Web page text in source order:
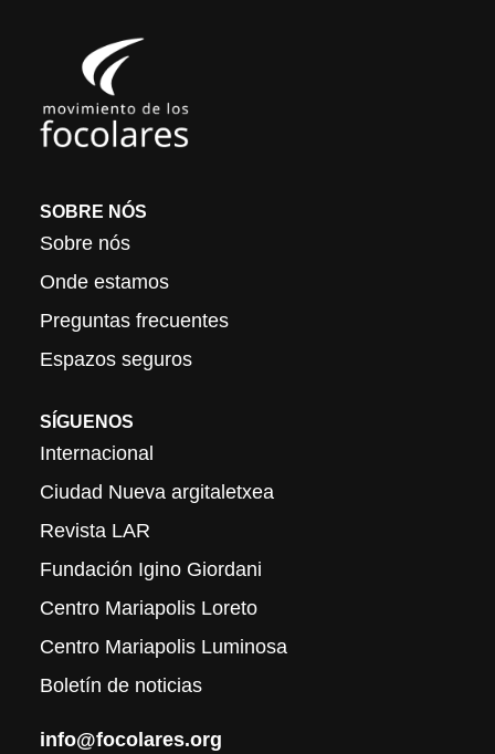
SOBRE NÓS
Sobre nós
Onde estamos
Preguntas frecuentes
Espazos seguros
SÍGUENOS
Internacional
Ciudad Nueva argitaletxea
Revista LAR
Fundación Igino Giordani
Centro Mariapolis Loreto
Centro Mariapolis Luminosa
Boletín de noticias
info@focolares.org